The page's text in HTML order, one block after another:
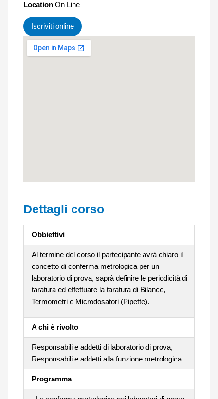
Location:On Line
Iscriviti online
Dettagli corso
Obbiettivi
Al termine del corso il partecipante avrà chiaro il
concetto di conferma metrologica per un
laboratorio di prova, saprà definire le periodicità di
taratura ed effettuare la taratura di Bilance,
Termometri e Microdosatori (Pipette).
A chi è rivolto
Responsabili e addetti di laboratorio di prova,
Responsabili e addetti alla funzione metrologica.
Programma